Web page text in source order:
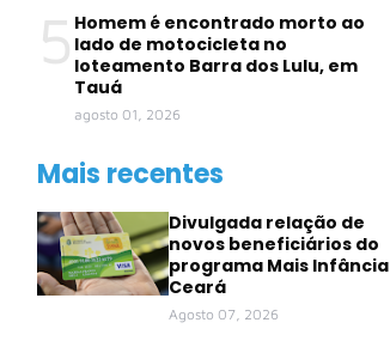
5 Homem é encontrado morto ao
lado de motocicleta no
loteamento Barra dos Lulu, em
Tauá
agosto 01, 2026
Mais recentes
Divulgada relação de
novos beneficiários do
programa Mais Infância
Ceará
Agosto 07, 2026